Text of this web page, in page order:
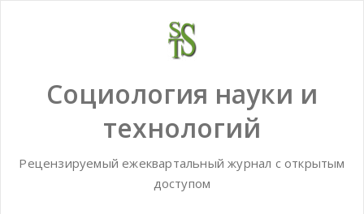
Социология науки и
технологий
Рецензируемый ежеквартальный журнал с открытым
доступом